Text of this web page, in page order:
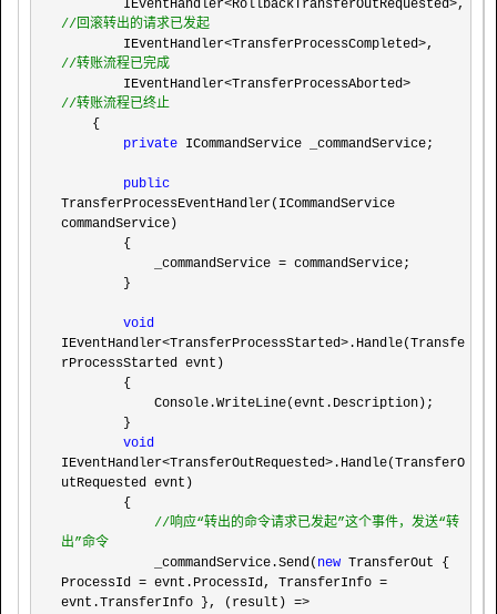
//回滚转出的请求已发起
//转账流程已完成
//转账流程已终止
private ICommandService _commandService;
public
TransferProcessEventHandler(ICommandService
commandService)
            _commandService
= commandService;
void
IEventHandler<TransferProcessStarted> .Handle(Transfe
rProcessStarted evnt)
void
IEventHandler<TransferOutRequested> .Handle(TransferO
utRequested evnt)
//响应“转出的命令请求已发起”这个事件，发送“转
出”命令
            _commandService.Send(
new TransferOut {
ProcessId = evnt.ProcessId, TransferInfo =
evnt.TransferInfo }, (result) =>